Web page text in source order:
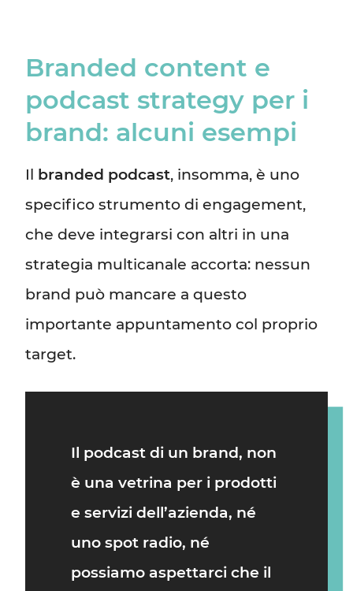
Branded content e
podcast strategy per i
brand: alcuni esempi
Il branded podcast, insomma, è uno
specifico strumento di engagement,
che deve integrarsi con altri in una
strategia multicanale accorta: nessun
brand può mancare a questo
importante appuntamento col proprio
target.
Il podcast di un brand, non
è una vetrina per i prodotti
e servizi dell’azienda, né
uno spot radio, né
possiamo aspettarci che il